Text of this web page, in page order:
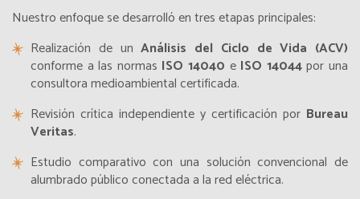
Nuestro enfoque se desarrolló en tres etapas principales:
Realización de unAnálisis del Ciclo de Vida (ACV)
conforme a las normas ISO 14040 e ISO 14044por una
consultora medioambiental certificada.
Revisión crítica independiente y certificación por Bureau
Veritas.
Estudio comparativo con una solución convencional de
alumbrado público conectada a la red eléctrica.